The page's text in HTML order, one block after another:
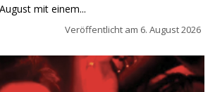
mit einem...
Veröffentlicht am 6. August 2026